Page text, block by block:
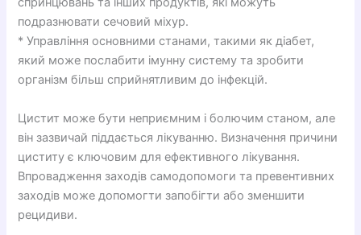
подразнювати сечовий міхур.
* Управління основними станами, такими як діабет,
який може послабити імунну систему та зробити
організм більш сприйнятливим до інфекцій.
Цистит може бути неприємним і болючим станом, але
він зазвичай піддається лікуванню. Визначення причини
циститу є ключовим для ефективного лікування.
Впровадження заходів самодопомоги та превентивних
заходів може допомогти запобігти або зменшити
рецидиви.